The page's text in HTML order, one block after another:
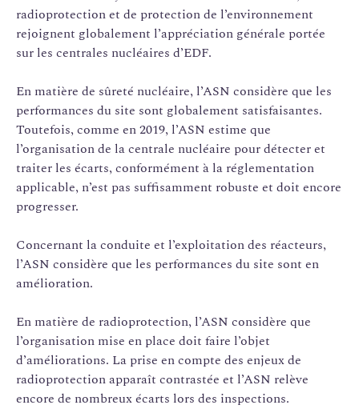
radioprotection et de protection de l’environnement
rejoignent globalement l’appréciation générale portée
sur les centrales nucléaires d’EDF.
En matière de sûreté nucléaire, l’ASN considère que les
performances du site sont globalement satisfaisantes.
Toutefois, comme en 2019, l’ASN estime que
l’organisation de la centrale nucléaire pour détecter et
traiter les écarts, conformément à la réglementation
applicable, n’est pas suffisamment robuste et doit encore
progresser.
Concernant la conduite et l’exploitation des réacteurs,
l’ASN considère que les performances du site sont en
amélioration.
En matière de radioprotection, l’ASN considère que
l’organisation mise en place doit faire l’objet
d’améliorations. La prise en compte des enjeux de
radioprotection apparaît contrastée et l’ASN relève
encore de nombreux écarts lors des inspections.